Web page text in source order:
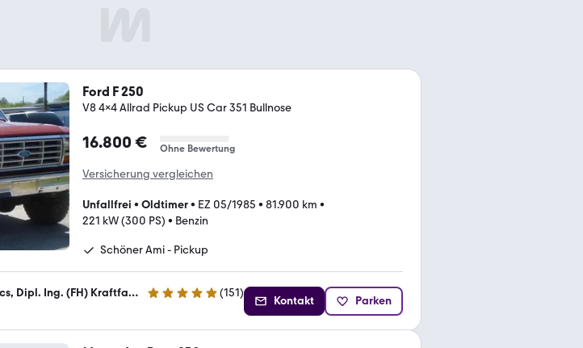
Ford F 250
V8 4x4 Allrad Pickup US Car 351 Bullnose
16.800 € Ohne Bewertung
Versicherung vergleichen
Unfallfrei • Oldtimer• EZ 05/1985 • 81.900 km •
221 kW (300 PS) • Benzin
Schöner Ami - Pickup
Fa. Geisler-classics, Dipl. Ing. (FH) Kraftfahrzeugtechnik Enrico Geisler 4.8 Sterne (151)
Kontakt Parken